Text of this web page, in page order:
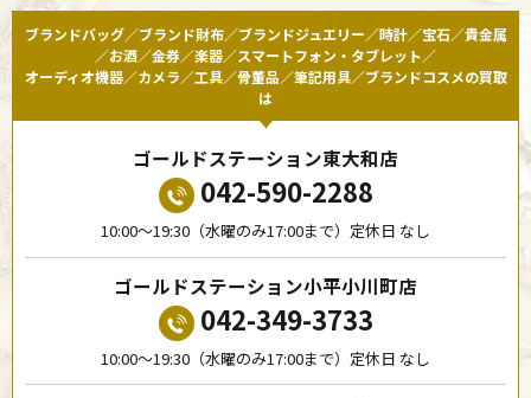
ブランドバッグ／ブランド財布／ブランドジュエリー／時計／宝石／貴金属
／お酒／金券／楽器／スマートフォン・タブレット／
オーディオ機器／カメラ／工具／骨董品／筆記用具／ブランドコスメの買取
は
ゴールドステーション東大和店
042-590-2288
10:00〜19:30（水曜のみ17:00まで）定休日 なし
ゴールドステーション小平小川町店
042-349-3733
10:00〜19:30（水曜のみ17:00まで）定休日 なし